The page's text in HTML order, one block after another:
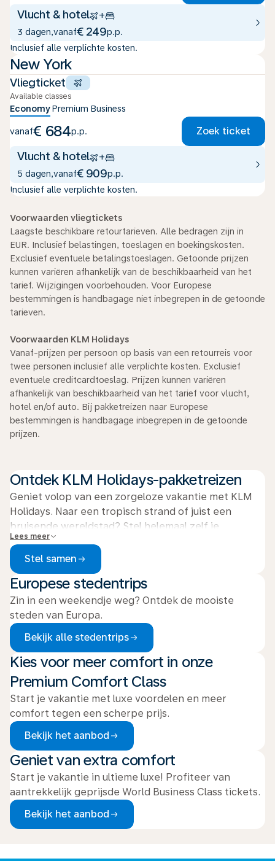
Vlucht & hotel +
3 dagen,vanaf€ 249p.p.
Inclusief alle verplichte kosten.
New York
Vliegticket
Available classes
EconomyPremium Business
vanaf€ 684p.p. Zoek ticket
Vlucht & hotel +
5 dagen,vanaf€ 909p.p.
Inclusief alle verplichte kosten.
Voorwaarden vliegtickets
Laagste beschikbare retourtarieven. Alle bedragen zijn in
EUR. Inclusief belastingen, toeslagen en boekingskosten.
Exclusief eventuele betalingstoeslagen. Getoonde prijzen
kunnen variëren afhankelijk van de beschikbaarheid van het
tarief. Wijzigingen voorbehouden. Voor Europese
bestemmingen is handbagage niet inbegrepen in de getoonde
tarieven.
Voorwaarden KLM Holidays
Vanaf-prijzen per persoon op basis van een retourreis voor
twee personen inclusief alle verplichte kosten. Exclusief
eventuele creditcardtoeslag. Prijzen kunnen variëren
afhankelijk van beschikbaarheid van het tarief voor vlucht,
hotel en/of auto. Bij pakketreizen naar Europese
bestemmingen is handbagage inbegrepen in de getoonde
prijzen.
Ontdek KLM Holidays-pakketreizen
Geniet volop van een zorgeloze vakantie met KLM
Holidays. Naar een tropisch strand of juist een
bruisende wereldstad? Stel helemaal zelf je
pakketreis samen – inclusief vlucht, verblijf en
eventueel vervoer. Kies uit honderden
bestemmingen en hotels.
Lees meer
Stel samen
Europese stedentrips
Zin in een weekendje weg? Ontdek de mooiste
steden van Europa.
Bekijk alle stedentrips
Kies voor meer comfort in onze
Premium Comfort Class
Start je vakantie met luxe voordelen en meer
comfort tegen een scherpe prijs.
Bekijk het aanbod
Geniet van extra comfort
Start je vakantie in ultieme luxe! Profiteer van
aantrekkelijk geprijsde World Business Class tickets.
Bekijk het aanbod